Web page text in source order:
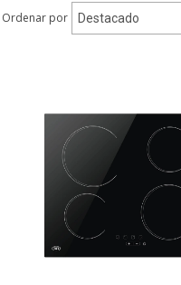
Ordenar por